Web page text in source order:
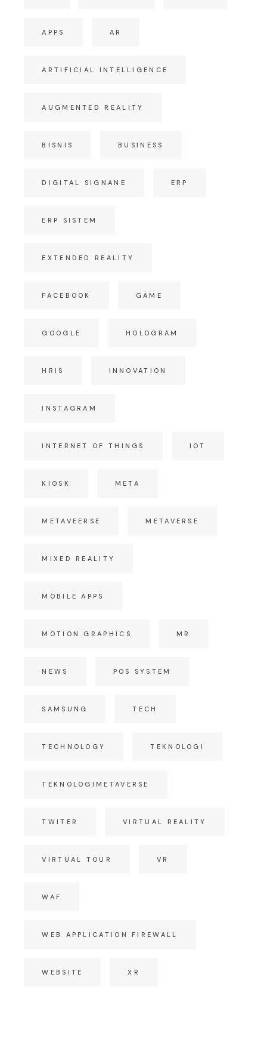
APPS AR
ARTIFICIAL INTELLIGENCE
AUGMENTED REALITY
BISNIS BUSINESS
DIGITAL SIGNANE ERP
ERP SISTEM
EXTENDED REALITY
FACEBOOK GAME
GOOGLE HOLOGRAM
HRIS INNOVATION
INSTAGRAM
INTERNET OF THINGS IOT
KIOSK META
METAVEERSE METAVERSE
MIXED REALITY
MOBILE APPS
MOTION GRAPHICS MR
NEWS POS SYSTEM
SAMSUNG TECH
TECHNOLOGY TEKNOLOGI
TEKNOLOGIMETAVERSE
TWITER VIRTUAL REALITY
VIRTUAL TOUR VR
WAF
WEB APPLICATION FIREWALL
WEBSITE XR